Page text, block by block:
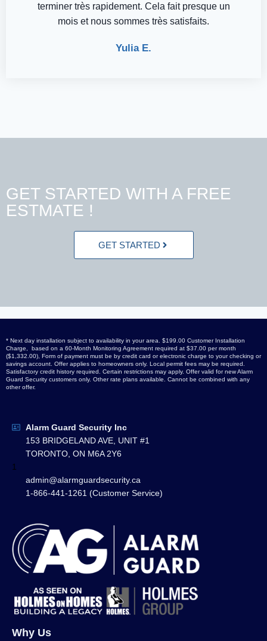
terminer très rapidement. Cela fait presque un
mois et nous sommes très satisfaits.
Yulia E.
GET STARTED WITH A FREE
ESTMATE !
GET STARTED
* Next day installation subject to availability in your area. $199.00 Customer Installation
Charge, based on a 60-Month Monitoring Agreement required at $37.00 per month
($1,332.00), Form of payment must be by credit card or electronic charge to your checking or
savings account. Offer applies to homeowners only. Local permit fees may be required.
Satisfactory credit history required. Certain restrictions may apply. Offer valid for new Alarm
Guard Security customers only. Other rate plans available. Cannot be combined with any
other offer.
Alarm Guard Security Inc
153 BRIDGELAND AVE, UNIT #1
TORONTO, ON M6A 2Y6
1
admin@alarmguardsecurity.ca
1-866-441-1261 (Customer Service)
Why Us